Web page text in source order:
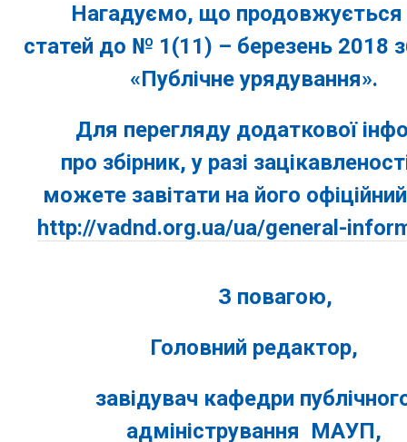
Нагадуємо, що продовжується
статей до № 1(11) – березень 2018
«Публічне урядування».
Для перегляду додаткової
про збірник, у разі
можете завітати на його
http://vadnd.org.ua/ua/general-
З повагою,
Головний редактор,
завідувач кафедри
адміністрування МАУП,